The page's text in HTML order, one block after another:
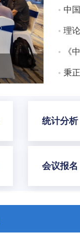
中
《
统计分析
会议报名